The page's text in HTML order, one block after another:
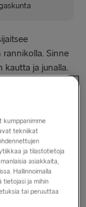
rannikolla. Sinne
kautta ja junalla.
säästöjä laivalla
-
ja
jotka ovat
kumppanimme
tekniikat
ja tilastotietoja
asiakkaita,
Hallinnoimalla
ja mihin
tai peruuttaa